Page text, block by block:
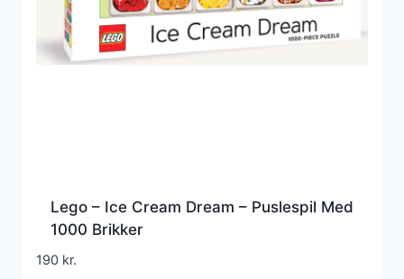
Lego – Ice Cream Dream – Puslespil Med
1000 Brikker
190 kr.